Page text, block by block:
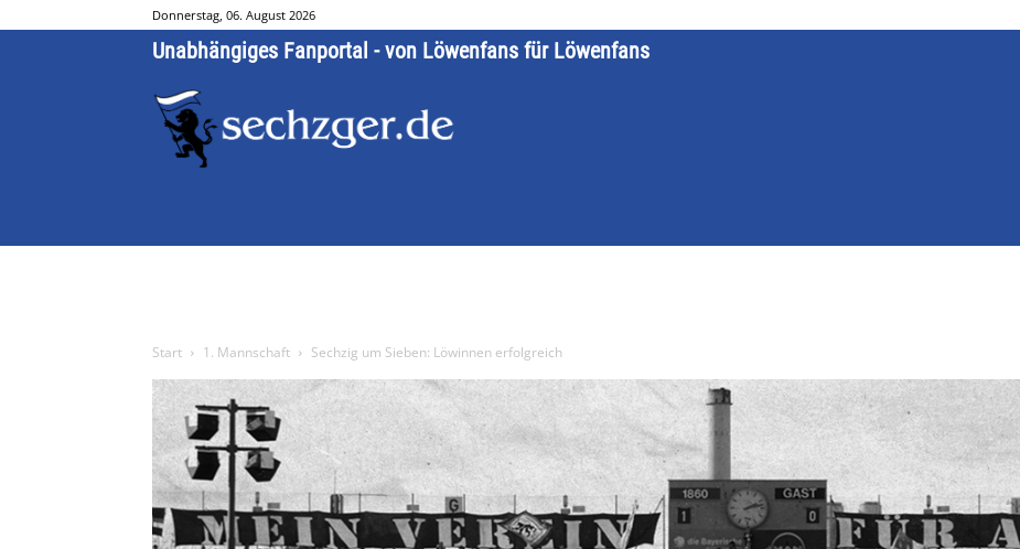
Donnerstag, 06. August 2026
Unabhängiges Fanportal - von Löwenfans für Löwenfans
Start 1. Mannschaft Sechzig um Sieben: Löwinnen erfolgreich